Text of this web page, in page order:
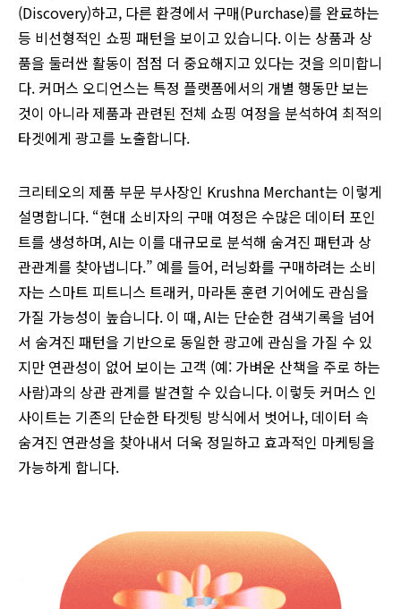
(Discovery)하고, 다른 환경에서 구매(Purchase)를 완료하는
등 비선형적인 쇼핑 패턴을 보이고 있습니다. 이는 상품과 상
품을 둘러싼 활동이 점점 더 중요해지고 있다는 것을 의미합니
다. 커머스 오디언스는 특정 플랫폼에서의 개별 행동만 보는
것이 아니라 제품과 관련된 전체 쇼핑 여정을 분석하여 최적의
타겟에게 광고를 노출합니다.
크리테오의 제품 부문 부사장인 Krushna Merchant는 이렇게
설명합니다. “현대 소비자의 구매 여정은 수많은 데이터 포인
트를 생성하며, AI는 이를 대규모로 분석해 숨겨진 패턴과 상
관관계를 찾아냅니다.” 예를 들어, 러닝화를 구매하려는 소비
자는 스마트 피트니스 트래커, 마라톤 훈련 기어에도 관심을
가질 가능성이 높습니다. 이 때, AI는 단순한 검색기록을 넘어
서 숨겨진 패턴을 기반으로 동일한 광고에 관심을 가질 수 있
지만 연관성이 없어 보이는 고객 (예: 가벼운 산책을 주로 하는
사람)과의 상관 관계를 발견할 수 있습니다. 이렇듯 커머스 인
사이트는 기존의 단순한 타겟팅 방식에서 벗어나, 데이터 속
숨겨진 연관성을 찾아내서 더욱 정밀하고 효과적인 마케팅을
가능하게 합니다.